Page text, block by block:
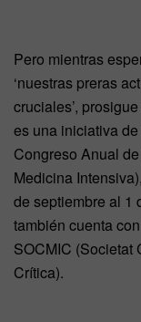
Pero mientras
‘nuestras preras
cruciales’,
es una iniciativa
Congreso Anual
Medicina
de septiembre al 1
también cuenta
SOCMIC (Societat
Crítica).